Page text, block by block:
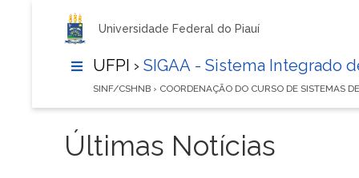
Universidade Federal do Piauí
UFPI › SIGAA - Sistema Integrado
SINF/CSHNB › COORDENAÇÃO DO CURSO DE SISTEMAS
Últimas Notícias